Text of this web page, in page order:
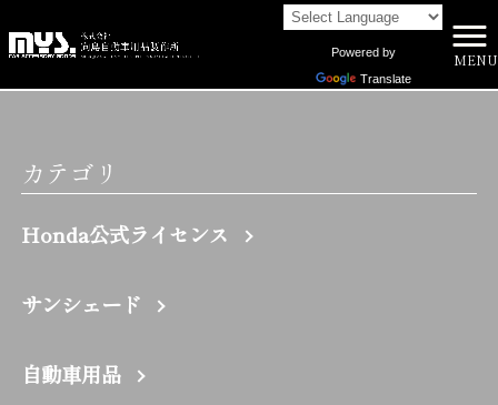
Powered by
Translate
MENU
RC F | 株式会社向島自動車用品製作所
カテゴリ
Honda公式ライセンス
サンシェード
自動車用品